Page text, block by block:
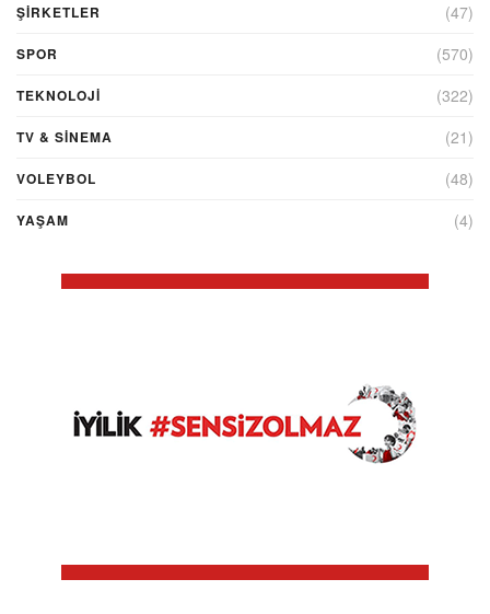
ŞIRKETLER (47)
SPOR (570)
TEKNOLOJİ (322)
TV & SINEMA (21)
VOLEYBOL (48)
YAŞAM (4)